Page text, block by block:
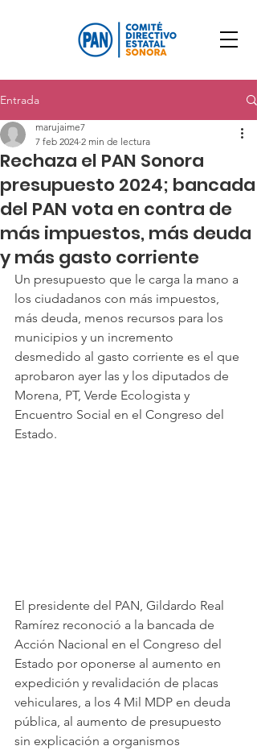
Entrada
Rechaza el PAN Sonora
presupuesto 2024; bancada
del PAN vota en contra de
más impuestos, más deuda
y más gasto corriente
marujaime7
7 feb 2024 2 min de lectura
Un presupuesto que le carga la mano a
los ciudadanos con más impuestos,
más deuda, menos recursos para los
municipios y un incremento
desmedido al gasto corriente es el que
aprobaron ayer las y los diputados de
Morena, PT, Verde Ecologista y
Encuentro Social en el Congreso del
Estado.
El presidente del PAN, Gildardo Real
Ramírez reconoció a la bancada de
Acción Nacional en el Congreso del
Estado por oponerse al aumento en
expedición y revalidación de placas
vehiculares, a los 4 Mil MDP en deuda
pública, al aumento de presupuesto
sin explicación a organismos